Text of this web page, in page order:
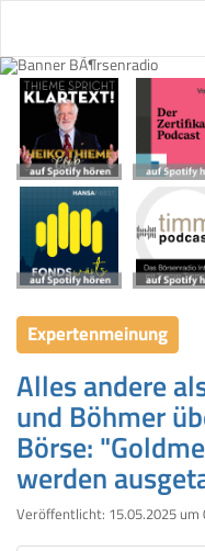
Expertenmeinung
Alles andere
und Böhmer
Börse:
werden
Veröffentlicht: 15.05.2025 um